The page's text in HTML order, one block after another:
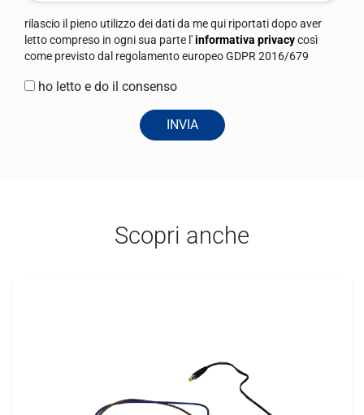
rilascio il pieno utilizzo dei dati da me qui riportati dopo aver
letto compreso in ogni sua parte l'informativa privacy
come previsto dal regolamento europeo GDPR 2016/679
ho letto e do il consenso
INVIA
Scopri anche